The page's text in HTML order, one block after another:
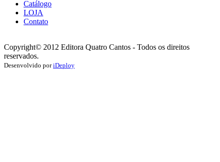
Catálogo
LOJA
Contato
Copyright© 2012 Editora Quatro Cantos - Todos os direitos
reservados.
Desenvolvido poriDeploy